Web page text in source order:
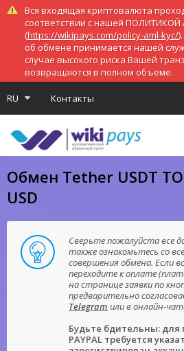
Вся входящая криптовалюта
соответствии с нашей ПОЛИТИКОЙ
(https://wikipays.com/policy-aml-kyc/
об обмене принимается нашей
случае высокого риска Вашей
возвращаются в полном объеме.
RU Контакты
Обмен Tether USDT
USD
Сверьте пожалуйста все
также ознакомьтесь со
совершения обмена. Если
переходите к оплате
на странице заявки по
предварительно
Telegram или в онлайн-
Будьте бдительны: для
PAYPAL требуется